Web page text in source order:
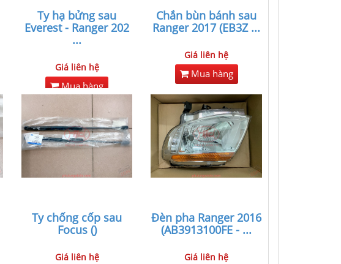
Ty hạ bửng sau
Everest - Ranger 202
...
Giá liên hệ
Mua hàng
Chắn bùn bánh sau
Ranger 2017 (EB3Z...
Giá liên hệ
Mua hàng
Ty chống cốp sau
Focus ()
Giá liên hệ
Đèn pha Ranger 2016
(AB3913100FE - ...
Giá liên hệ